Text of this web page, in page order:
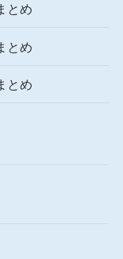
とめ
とめ
とめ